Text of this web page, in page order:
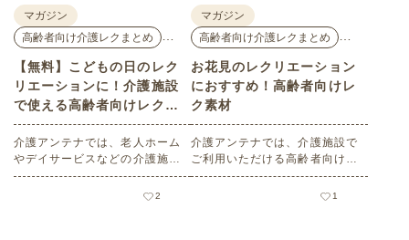
マガジン
高齢者向け介護レクまとめ
…
【無料】こどもの日のレク
リエーションに！介護施設
で使える高齢者向けレク素
材
介護アンテナでは、老人ホーム
やデイサービスなどの介護施設
でご利用いただける高齢者向け
レク素材を多数ご用意していま
2
マガジン
高齢者向け介護レクまとめ
…
お花見のレクリエーション
におすすめ！高齢者向けレ
ク素材
介護アンテナでは、介護施設で
ご利用いただける高齢者向けレ
ク素材を多数ご用意していま
す。今回はそのなかから、春の
1